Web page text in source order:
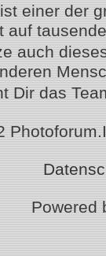
einer der
auf
auch
Dir das
Powered